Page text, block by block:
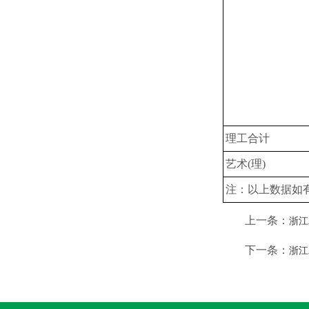
理工合计
艺术(理)
注：以上数据如
上一条： 浙
下一条： 浙